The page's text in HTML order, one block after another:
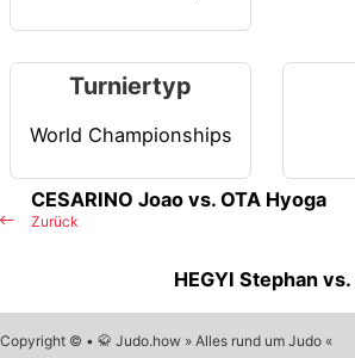
Turniertyp
World Championships
Zurück
CESARINO Joao vs. OTA Hyoga
HEGYI Stephan
Copyright © • 🥋 Judo.how » Alles rund um Judo «